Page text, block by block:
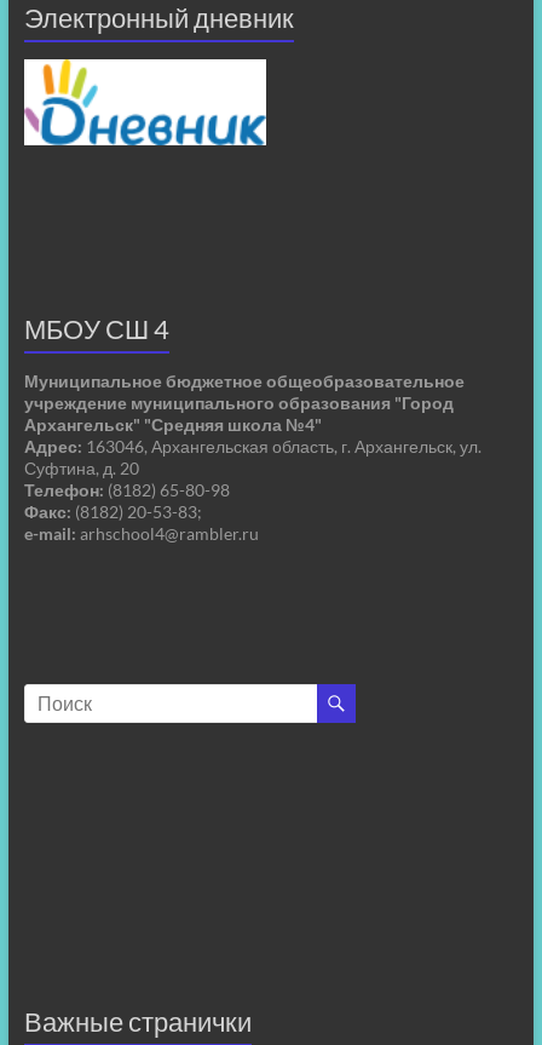
Электронный дневник
МБОУ СШ 4
Муниципальное бюджетное общеобразовательное
учреждение муниципального образования "Город
Архангельск" "Средняя школа №4"
Адрес: 163046, Архангельская область, г. Архангельск, ул.
Суфтина, д. 20
Телефон: (8182) 65-80-98
Факс: (8182) 20-53-83;
e-mail: arhschool4@rambler.ru
Важные странички